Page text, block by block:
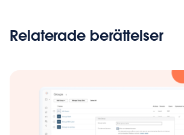
Relaterade berättelser